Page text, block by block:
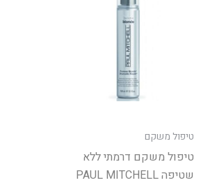
בעמוד
המוצר
טיפול משקם
טיפול משקם דרמתי ללא
שטיפה PAUL MITCHELL